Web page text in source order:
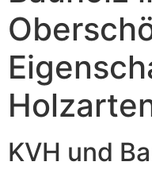
KVH und